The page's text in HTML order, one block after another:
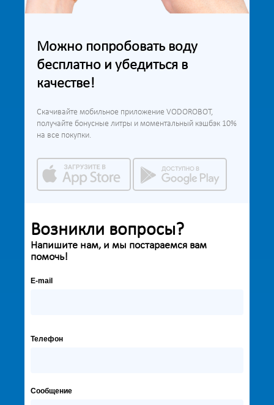
Можно попробовать воду
бесплатно и убедиться в
качестве!
Скачивайте мобильное приложение VODOROBOT,
получайте бонусные литры и моментальный кэшбэк 10%
на все покупки.
Возникли вопросы?
Напишите нам, и мы постараемся вам
помочь!
E-mail
Телефон
Сообщение